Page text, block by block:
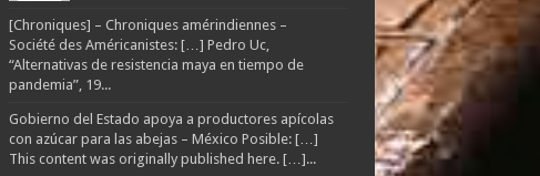
[Chroniques] – Chroniques amérindiennes –
Société des Américanistes: […] Pedro Uc,
“Alternativas de resistencia maya en tiempo de
pandemia”, 19...
Gobierno del Estado apoya a productores apícolas
con azúcar para las abejas – México Posible: […]
This content was originally published here. […]...